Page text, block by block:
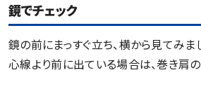
鏡でチェック
鏡の前にまっすぐ立ち、横から見てみま
心線より前に出ている場合は、巻き肩